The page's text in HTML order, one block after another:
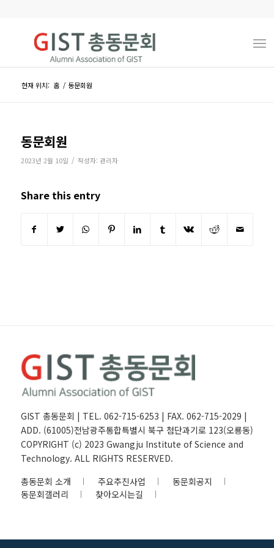
현재 위치: 홈 / 동문회원
동문회원
2023년 2월 10일 / 작성자: 관리자
Share this entry
GIST 총동문회 | TEL. 062-715-6253 | FAX. 062-715-2029 |
ADD. (61005)전남광주통합특별시 북구 첨단과기로 123(오룡동)
COPYRIGHT (c) 2023 Gwangju Institute of Science and
Technology. ALL RIGHTS RESERVED.
총동문회 소개
주요추진사업
동문회공지
동문회갤러리
찾아오시는길